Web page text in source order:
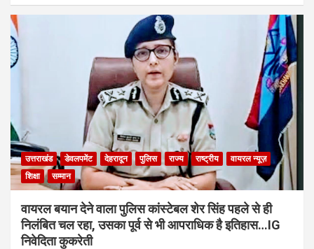
उत्तराखंड डेवलपमेंट देहरादून पुलिस राज्य राष्ट्रीय
वायरल न्यूज़
शिक्षा
सम्मान
वायरल बयान देने वाला पुलिस कांस्टेबल शेर सिंह पहले से ही
निलंबित चल रहा, उसका पूर्व से भी आपराधिक है इतिहास…IG
निवेदिता कुकरेती